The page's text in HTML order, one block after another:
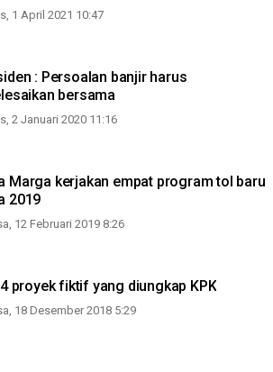
1 April 2021 10:47
: Persoalan banjir harus
bersama
2 Januari 2020 11:16
Marga kerjakan empat program tol baru
2019
12 Februari 2019 8:26
proyek fiktif yang diungkap KPK
18 Desember 2018 5:29